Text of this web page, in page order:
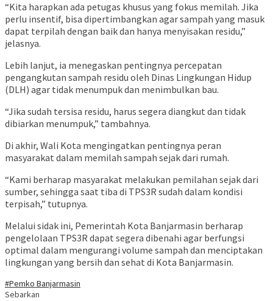
“Kita harapkan ada petugas khusus yang fokus memilah. Jika
perlu insentif, bisa dipertimbangkan agar sampah yang masuk
dapat terpilah dengan baik dan hanya menyisakan residu,”
jelasnya.
Lebih lanjut, ia menegaskan pentingnya percepatan
pengangkutan sampah residu oleh Dinas Lingkungan Hidup
(DLH) agar tidak menumpuk dan menimbulkan bau.
“Jika sudah tersisa residu, harus segera diangkut dan tidak
dibiarkan menumpuk,” tambahnya.
Di akhir, Wali Kota mengingatkan pentingnya peran
masyarakat dalam memilah sampah sejak dari rumah.
“Kami berharap masyarakat melakukan pemilahan sejak dari
sumber, sehingga saat tiba di TPS3R sudah dalam kondisi
terpisah,” tutupnya.
Melalui sidak ini, Pemerintah Kota Banjarmasin berharap
pengelolaan TPS3R dapat segera dibenahi agar berfungsi
optimal dalam mengurangi volume sampah dan menciptakan
lingkungan yang bersih dan sehat di Kota Banjarmasin.
#Pemko Banjarmasin
Sebarkan